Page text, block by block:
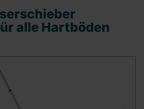
alle Hartböden